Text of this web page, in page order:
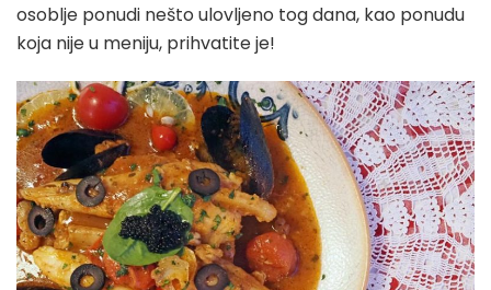
osoblje ponudi nešto ulovljeno tog dana, kao ponudu
koja nije u meniju, prihvatite je!